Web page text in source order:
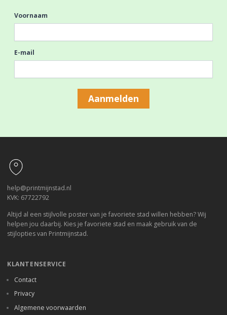
Voornaam
E-mail
Aanmelden
help@printmijnstad.nl
KVK: 67722792
Altijd al een stijlvolle poster van je favoriete stad willen hebben? Wij
helpen jou daarbij. Kies je favoriete stad en maak gebruik van de
stijlopties van Printmijnstad.
KLANTENSERVICE
Contact
Privacy
Algemene voorwaarden